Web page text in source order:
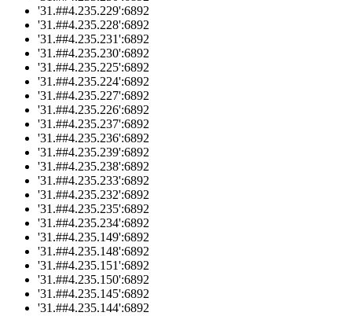
'31.##4.235.229':6892
'31.##4.235.228':6892
'31.##4.235.231':6892
'31.##4.235.230':6892
'31.##4.235.225':6892
'31.##4.235.224':6892
'31.##4.235.227':6892
'31.##4.235.226':6892
'31.##4.235.237':6892
'31.##4.235.236':6892
'31.##4.235.239':6892
'31.##4.235.238':6892
'31.##4.235.233':6892
'31.##4.235.232':6892
'31.##4.235.235':6892
'31.##4.235.234':6892
'31.##4.235.149':6892
'31.##4.235.148':6892
'31.##4.235.151':6892
'31.##4.235.150':6892
'31.##4.235.145':6892
'31.##4.235.144':6892